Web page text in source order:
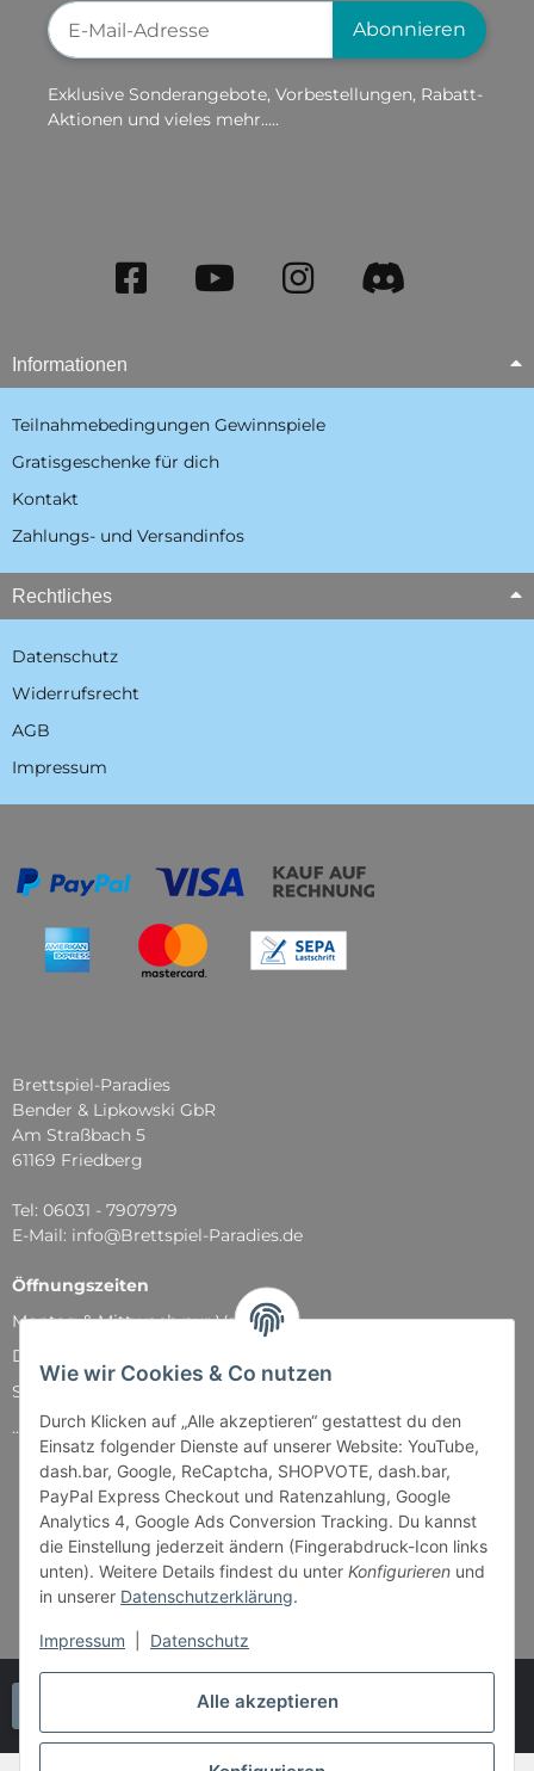
Alle akzeptieren
Wie wir Cookies & Co nutzen
Durch Klicken auf „Alle akzeptieren“ gestattest du den
Einsatz folgender Dienste auf unserer Website: YouTube,
dash.bar, Google, ReCaptcha, SHOPVOTE, dash.bar,
PayPal Express Checkout und Ratenzahlung, Google
Analytics 4, Google Ads Conversion Tracking. Du kannst
die Einstellung jederzeit ändern (Fingerabdruck-Icon links
unten). Weitere Details findest du unter Konfigurieren und
in unserer Datenschutzerklärung.
Impressum Datenschutz
Newsletter-Registrierung
Abonnieren
Exklusive Sonderangebote, Vorbestellungen, Rabatt-
Aktionen und vieles mehr.....
Informationen
Teilnahmebedingungen Gewinnspiele
Gratisgeschenke für dich
Kontakt
Zahlungs- und Versandinfos
Rechtliches
Datenschutz
Widerrufsrecht
AGB
Impressum
Brettspiel-Paradies
Bender & Lipkowski GbR
Am Straßbach 5
61169 Friedberg
Tel: 06031 - 7907979
E-Mail: info@Brettspiel-Paradies.de
Öffnungszeiten
Montag & Mittwoch nur Versand
Dienstag, Donnerstag und Freitag: 11:00 - 18:30 Uhr
Samstag: 11:00 - 14:00 Uhr
...und natürlich während unserer Events